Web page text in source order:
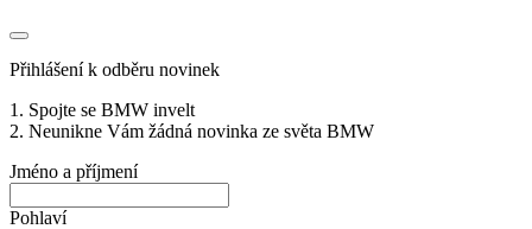
Přihlášení k odběru novinek
1. Spojte se BMW invelt
2. Neunikne Vám žádná novinka ze světa BMW
Jméno a příjmení
Pohlaví